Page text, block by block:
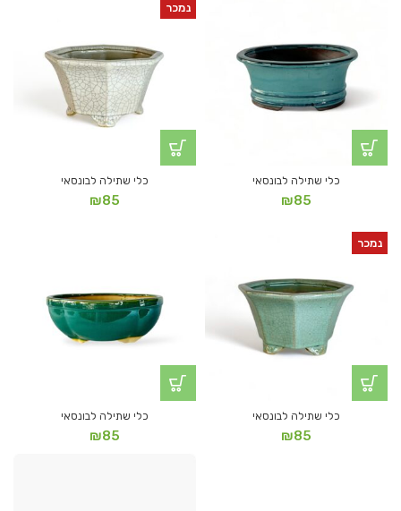
כלי שתילה לבונסאי
₪85
נמכר
כלי שתילה לבונסאי
₪85
נמכר
כלי שתילה לבונסאי
₪85
כלי שתילה לבונסאי
₪85